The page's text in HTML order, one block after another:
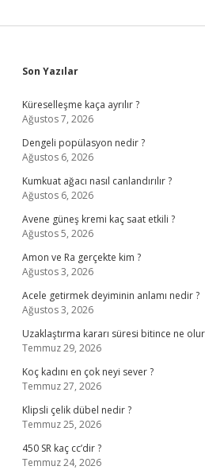
Sidebar
Son Yazılar
Küreselleşme kaça ayrılır ?
Ağustos 7, 2026
Dengeli popülasyon nedir ?
Ağustos 6, 2026
Kumkuat ağacı nasıl canlandırılır ?
Ağustos 6, 2026
Avene güneş kremi kaç saat etkili ?
Ağustos 5, 2026
Amon ve Ra gerçekte kim ?
Ağustos 3, 2026
Acele getirmek deyiminin anlamı nedir ?
Ağustos 3, 2026
Uzaklaştırma kararı süresi bitince ne
Temmuz 29, 2026
Koç kadını en çok neyi sever ?
Temmuz 27, 2026
Klipsli çelik dübel nedir ?
Temmuz 25, 2026
450 SR kaç cc’dir ?
Temmuz 24, 2026